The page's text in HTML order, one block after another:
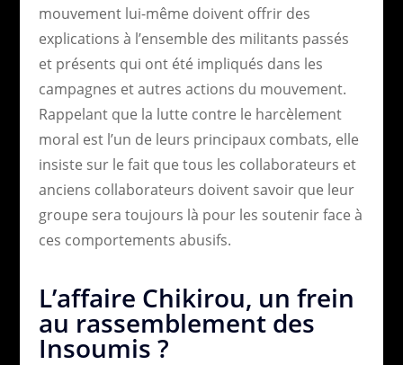
mouvement lui-même doivent offrir des
explications à l’ensemble des militants passés
et présents qui ont été impliqués dans les
campagnes et autres actions du mouvement.
Rappelant que la lutte contre le harcèlement
moral est l’un de leurs principaux combats, elle
insiste sur le fait que tous les collaborateurs et
anciens collaborateurs doivent savoir que leur
groupe sera toujours là pour les soutenir face à
ces comportements abusifs.
L’affaire Chikirou, un frein
au rassemblement des
Insoumis ?